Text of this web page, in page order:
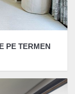
PE TERMEN